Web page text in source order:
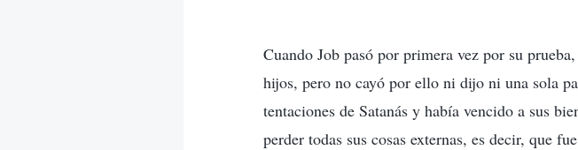
Cuando Job pasó por primera vez por su
hijos, pero no cayó por ello ni dijo ni una sola
tentaciones de Satanás y había vencido a sus
perder todas sus cosas externas, es decir, que